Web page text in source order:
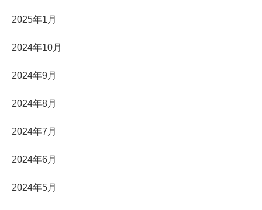
2025年1月
2024年10月
2024年9月
2024年8月
2024年7月
2024年6月
2024年5月